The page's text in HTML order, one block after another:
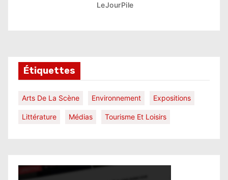
LeJourPile
Étiquettes
Arts De La Scène Environnement Expositions
Littérature Médias Tourisme Et Loisirs